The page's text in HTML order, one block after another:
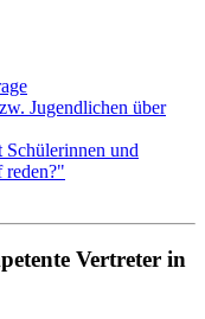
Jugendlichen über
und
reden?"
Vertreter in